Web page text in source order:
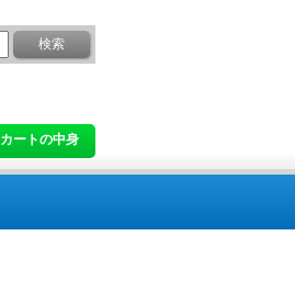
カートの中身